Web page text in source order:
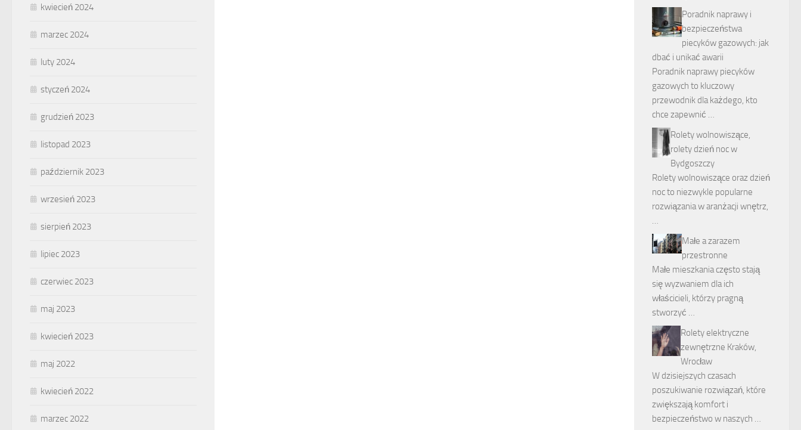
kwiecień 2024
marzec 2024
luty 2024
styczeń 2024
grudzień 2023
listopad 2023
październik 2023
wrzesień 2023
sierpień 2023
lipiec 2023
czerwiec 2023
maj 2023
kwiecień 2023
maj 2022
kwiecień 2022
marzec 2022
Poradnik naprawy i
bezpieczeństwa
piecyków gazowych: jak
dbać i unikać awarii
Poradnik naprawy piecyków
gazowych to kluczowy
przewodnik dla każdego, kto
chce zapewnić …
Rolety wolnowiszące,
rolety dzień noc w
Bydgoszczy
Rolety wolnowiszące oraz dzień
noc to niezwykle popularne
rozwiązania w aranżacji wnętrz,
…
Małe a zarazem
przestronne
Małe mieszkania często stają
się wyzwaniem dla ich
właścicieli, którzy pragną
stworzyć …
Rolety elektryczne
zewnętrzne Kraków,
Wrocław
W dzisiejszych czasach
poszukiwanie rozwiązań, które
zwiększają komfort i
bezpieczeństwo w naszych …